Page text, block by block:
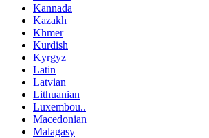
Kannada
Kazakh
Khmer
Kurdish
Kyrgyz
Latin
Latvian
Lithuanian
Luxembou..
Macedonian
Malagasy